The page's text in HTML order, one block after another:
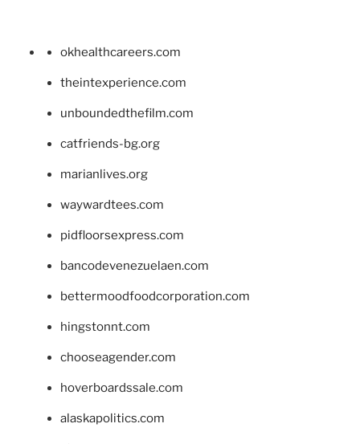
okhealthcareers.com
theintexperience.com
unboundedthefilm.com
catfriends-bg.org
marianlives.org
waywardtees.com
pidfloorsexpress.com
bancodevenezuelaen.com
bettermoodfoodcorporation.com
hingstonnt.com
chooseagender.com
hoverboardssale.com
alaskapolitics.com